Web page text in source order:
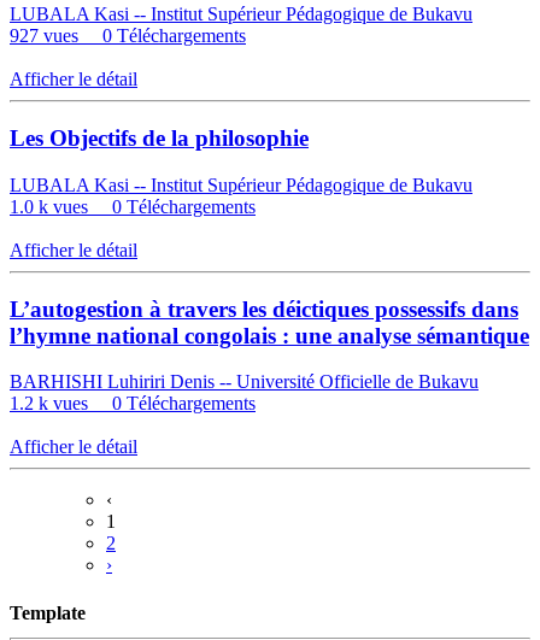
LUBALA Kasi -- Institut Supérieur Pédagogique de Bukavu
927 vues 0 Téléchargements
Afficher le détail
Les Objectifs de la philosophie
LUBALA Kasi -- Institut Supérieur Pédagogique de Bukavu
1.0 k vues 0 Téléchargements
Afficher le détail
L’autogestion à travers les déictiques possessifs dans
l’hymne national congolais : une analyse sémantique
BARHISHI Luhiriri Denis -- Université Officielle de Bukavu
1.2 k vues 0 Téléchargements
Afficher le détail
‹
1
2
›
Template